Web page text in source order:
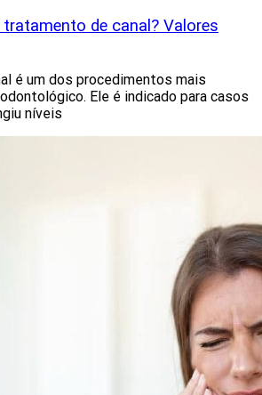
de canal? Valores
é um dos procedimentos mais
Ele é indicado para casos
níveis